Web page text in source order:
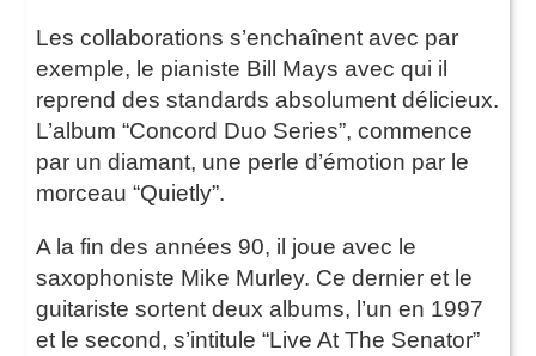
Les collaborations s’enchaînent avec par
exemple, le pianiste Bill Mays avec qui il
reprend des standards absolument délicieux.
L’album “Concord Duo Series”, commence
par un diamant, une perle d’émotion par le
morceau “Quietly”.
A la fin des années 90, il joue avec le
saxophoniste Mike Murley. Ce dernier et le
guitariste sortent deux albums, l’un en 1997
et le second, s’intitule “Live At The Senator”